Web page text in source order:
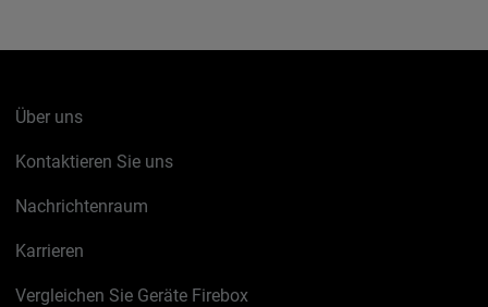
Über uns
Kontaktieren Sie uns
Nachrichtenraum
Karrieren
Vergleichen Sie Geräte Firebox